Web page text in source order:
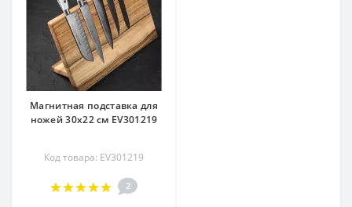
Магнитная подставка для
ножей 30х22 см EV301219
Код товара: EV301219
2